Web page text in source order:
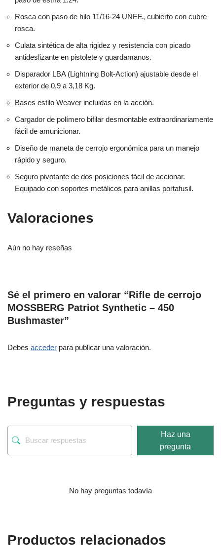
Rosca con paso de hilo 11/16-24 UNEF., cubierto con cubre
rosca.
Culata sintética de alta rigidez y resistencia con picado
antideslizante en pistolete y guardamanos.
Disparador LBA (Lightning Bolt-Action) ajustable desde el
exterior de 0,9 a 3,18 Kg.
Bases estilo Weaver incluidas en la acción.
Cargador de polímero bifilar desmontable extraordinariamente
fácil de amunicionar.
Diseño de maneta de cerrojo ergonómica para un manejo
rápido y seguro.
Seguro pivotante de dos posiciones fácil de accionar.
Equipado con soportes metálicos para anillas portafusil.
Valoraciones
Aún no hay reseñas
Sé el primero en valorar “Rifle de cerrojo
MOSSBERG Patriot Synthetic – 450
Bushmaster”
Debes acceder para publicar una valoración.
Preguntas y respuestas
Haz una
pregunta
No hay preguntas todavía
Productos relacionados